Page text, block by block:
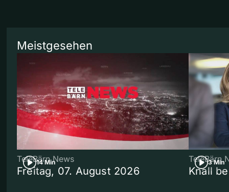
Meistgesehen
14 Min
TeleBärn News
Freitag, 07. August 2026
3 Min
TeleBärn
Knall